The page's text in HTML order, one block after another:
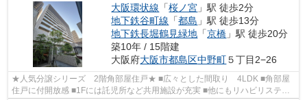
大阪環状線 「桜ノ宮 」駅 徒歩2分
地下鉄谷町線 「都島 」駅 徒歩13分
地下鉄長堀鶴見緑地 「京橋 」駅 徒歩20分
築10年 / 15階建
大阪府大阪市都島区中野町５丁目2−26
★人気分譲シリーズ 2階角部屋住戸★ ■広々とした間取り 4LDK ■角部屋
住戸に付開放感 ■1Fには託児所など共用施設が充実 ■他にもリハビリステー